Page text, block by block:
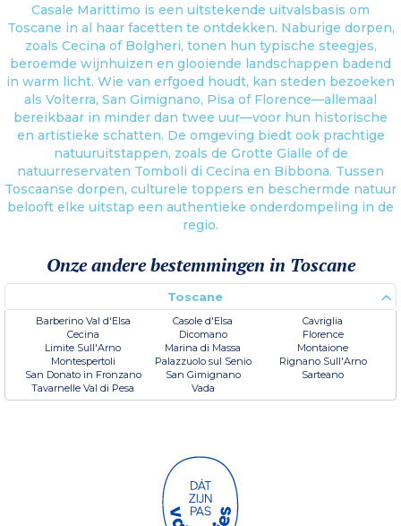
Casale Marittimo is een uitstekende uitvalsbasis om
Toscane in al haar facetten te ontdekken. Naburige dorpen,
zoals Cecina of Bolgheri, tonen hun typische steegjes,
beroemde wijnhuizen en glooiende landschappen badend
in warm licht. Wie van erfgoed houdt, kan steden bezoeken
als Volterra, San Gimignano, Pisa of Florence—allemaal
bereikbaar in minder dan twee uur—voor hun historische
en artistieke schatten. De omgeving biedt ook prachtige
natuuruitstappen, zoals de Grotte Gialle of de
natuurreservaten Tomboli di Cecina en Bibbona. Tussen
Toscaanse dorpen, culturele toppers en beschermde natuur
belooft elke uitstap een authentieke onderdompeling in de
regio.
Onze andere bestemmingen in Toscane
Toscane
Barberino Val d'Elsa Casole d'Elsa
Cavriglia
Cecina
Dicomano
Florence
Limite Sull'Arno
Marina di Massa
Montaione
Montespertoli
Palazzuolo sul Senio
Rignano Sull'Arno
San Donato in Fronzano
San Gimignano
Sarteano
Tavarnelle Val di Pesa
Vada